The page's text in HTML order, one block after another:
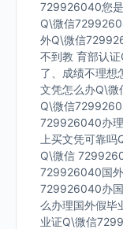
729926040您是
Q\微信
外Q\微信
不到教 育部认
了、成绩不理
文凭怎么办Q\
Q\微信
729926040办
上买文凭可靠
Q\微信
729926040国
729926040办
么办理国外假
业证Q\微信